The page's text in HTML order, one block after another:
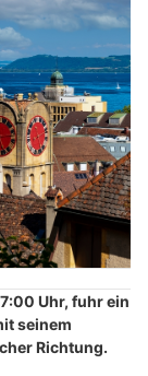
Uhr, fuhr ein
seinem
Richtung.